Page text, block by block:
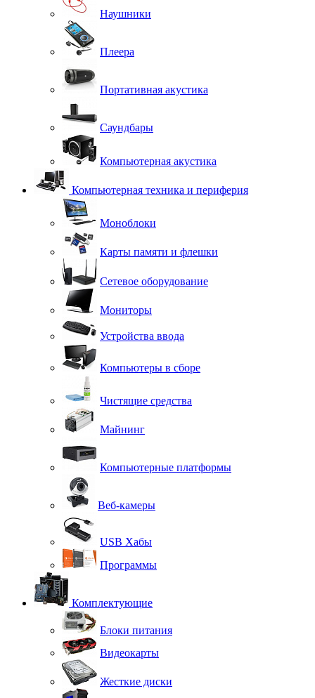
Наушники
Плеера
Портативная акустика
Саундбары
Компьютерная акустика
Компьютерная техника и периферия
Моноблоки
Карты памяти и флешки
Сетевое оборудование
Мониторы
Устройства ввода
Компьютеры в сборе
Чистящие средства
Майнинг
Компьютерные платформы
Веб-камеры
USB Хабы
Программы
Комплектующие
Блоки питания
Видеокарты
Жесткие диски